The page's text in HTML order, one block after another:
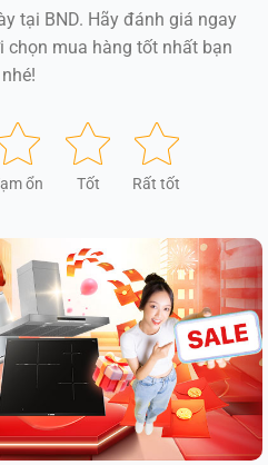
tại BND. Hãy đánh giá ngay
chọn mua hàng tốt nhất bạn
nhé!
ổn Tốt Rất tốt